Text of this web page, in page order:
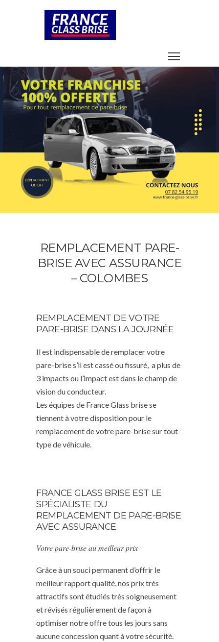
REMPLACEMENT PARE-
BRISE AVEC ASSURANCE
– COLOMBES
REMPLACEMENT DE VOTRE
PARE-BRISE DANS LA JOURNÉE
Il est indispensable de remplacer votre
pare-brise s’il est cassé ou fissuré, a plus de
3 impacts ou l’impact est dans le champ de
vision du conducteur.
Les équipes de France Glass brise se
tiennent à votre disposition pour le
remplacement de votre pare-brise sur tout
type de véhicule.
FRANCE GLASS BRISE EST LE
SPÉCIALISTE DU
REMPLACEMENT DE PARE-BRISE
AVEC ASSURANCE
Votre pare-brise au meilleur prix
Grâce à un souci permanent d’offrir le
meilleur rapport qualité, nos prix très
attractifs sont étudiés très soigneusement
et révisés régulièrement de façon à
optimiser notre offre tous les jours sans
aucune concession quant à votre sécurité.